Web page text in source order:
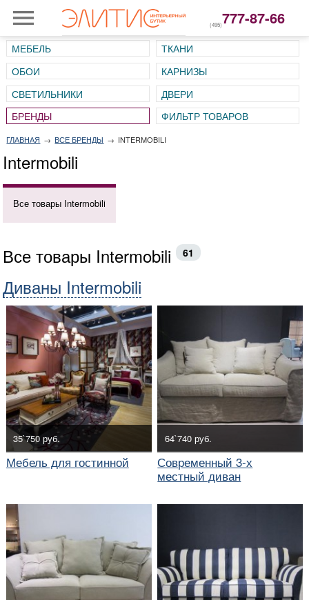
(495)777-87-66
МЕБЕЛЬ
ТКАНИ
ОБОИ
КАРНИЗЫ
СВЕТИЛЬНИКИ
ДВЕРИ
ГЛАВНАЯ → ВСЕ БРЕНДЫ → INTERMOBILI
Intermobili
Все товары Intermobili
Все товары Intermobili 61
Диваны Intermobili
35`750 руб.
Мебель для гостинной
64`740 руб.
Современный 3-х
местный диван